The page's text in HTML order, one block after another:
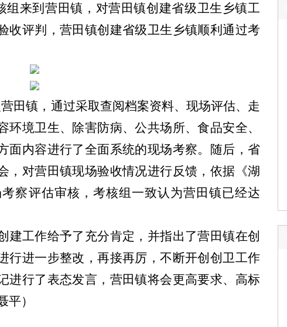
组来到营田镇，对营田镇创建省级卫生乡镇工
收评判，营田镇创建省级卫生乡镇顺利通过考
田镇，通过采取查阅档案资料、现场评估、走
境卫生、除害防病、公共场所、食品安全、
面内容进行了全面系统的现场考察。随后，省
，对营田镇现场验收情况进行反馈，依据《湖
察评估审核，考核组一致认为营田镇已经达
建工作给予了充分肯定，并指出了营田镇在创
行进一步整改，再接再厉，不断开创创卫工作
进行了表态发言，营田镇将会更高要求、高标
平）